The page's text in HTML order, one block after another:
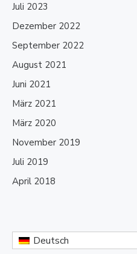
Juli 2023
Dezember 2022
September 2022
August 2021
Juni 2021
März 2021
März 2020
November 2019
Juli 2019
April 2018
Deutsch